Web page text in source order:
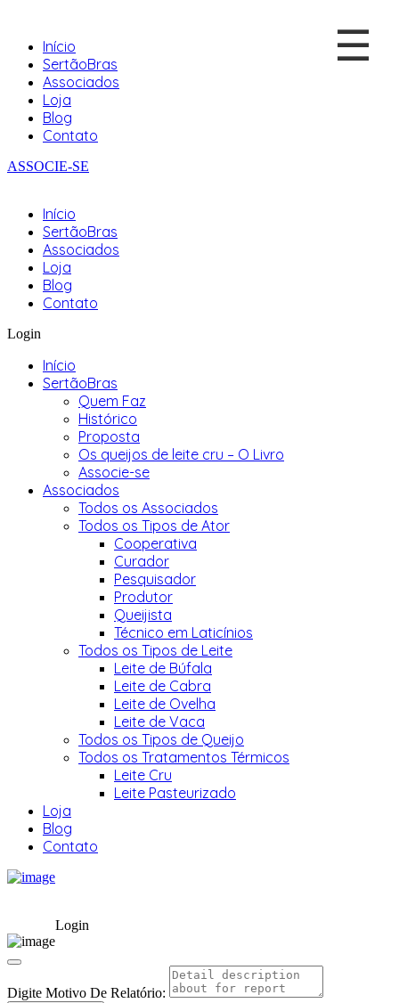
Início
SertãoBras
Associados
Loja
Blog
Contato
ASSOCIE-SE
Início
SertãoBras
Associados
Loja
Blog
Contato
☰
Login
Início
SertãoBras
Quem Faz
Histórico
Proposta
Os queijos de leite cru – O Livro
Associe-se
Associados
Todos os Associados
Todos os Tipos de Ator
Cooperativa
Curador
Pesquisador
Produtor
Queijista
Técnico em Laticínios
Todos os Tipos de Leite
Leite de Búfala
Leite de Cabra
Leite de Ovelha
Leite de Vaca
Todos os Tipos de Queijo
Todos os Tratamentos Térmicos
Leite Cru
Leite Pasteurizado
Loja
Blog
Contato
Login
Digite Motivo De Relatório: